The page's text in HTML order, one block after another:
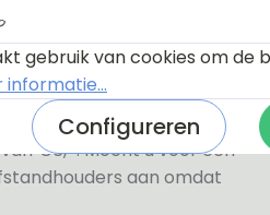
de rvs-afstandhouders.
€6,-. Mocht u voor een
aan omdat
gebruik van cookies om de
informatie...
Configureren